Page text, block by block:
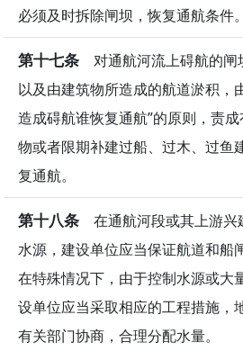
必须及时拆除闸坝，恢复通航条件。
第十七条 对通航河流上碍航的闸
以及由建筑物所造成的航道淤积，
造成碍航谁恢复通航”的原则，责
物或者限期补建过船、过木、过鱼
复通航。
第十八条 在通航河段或其上游兴
水源，建设单位应当保证航道和船
在特殊情况下，由于控制水源或大
设单位应当采取相应的工程措施，
有关部门协商，合理分配水量。